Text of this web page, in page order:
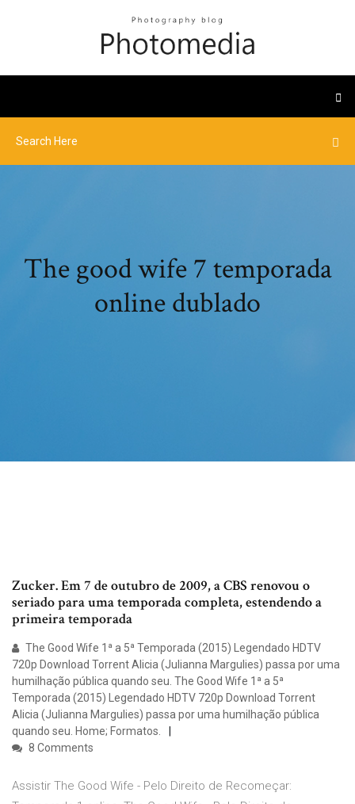
The good wife 7 temporada
online dublado
Zucker. Em 7 de outubro de 2009, a CBS renovou o
seriado para uma temporada completa, estendendo a
primeira temporada
The Good Wife 1ª a 5ª Temporada (2015) Legendado HDTV
720p Download Torrent Alicia (Julianna Margulies) passa por uma
humilhação pública quando seu. The Good Wife 1ª a 5ª
Temporada (2015) Legendado HDTV 720p Download Torrent
Alicia (Julianna Margulies) passa por uma humilhação pública
quando seu. Home; Formatos.
8 Comments
Assistir The Good Wife - Pelo Direito de Recomeçar: